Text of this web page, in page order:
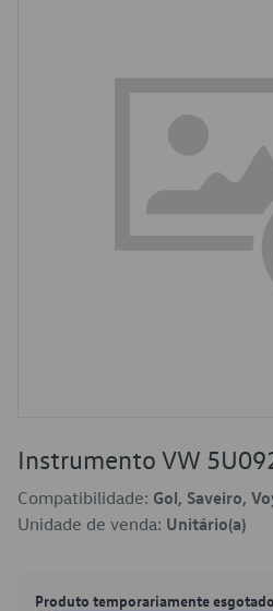
Instrumento VW
Compatibilidade: Gol, Saveiro,
Unidade de venda: Unitário(a)
Produto temporariamente